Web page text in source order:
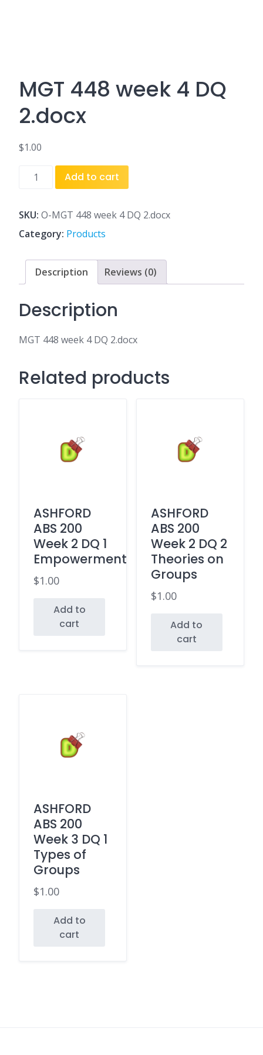
MGT 448 week 4 DQ
2.docx
$1.00
MGT
4
DQ
2.docx
quantity
Add to cart
SKU: O-MGT 448 week 4 DQ 2.docx
Category: Products
Description Reviews (0)
Description
MGT 448 week 4 DQ 2.docx
Related products
ASHFORD
ABS 200
Week 2 DQ 1
Empowerment
$1.00
Add to
cart
ASHFORD
ABS 200
Week 2 DQ 2
Theories on
Groups
$1.00
Add to
cart
ASHFORD
ABS 200
Week 3 DQ 1
Types of
Groups
$1.00
Add to
cart